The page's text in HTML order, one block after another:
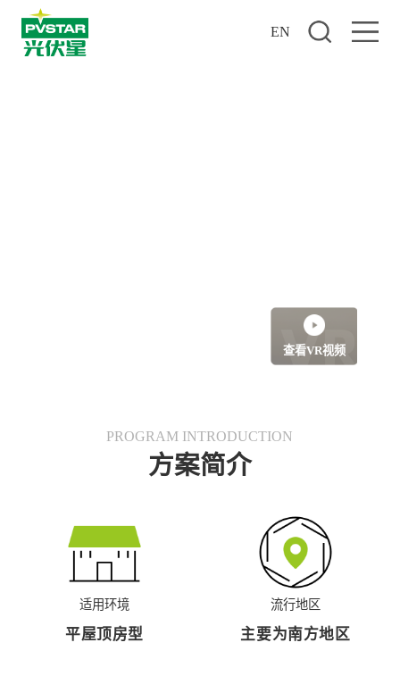
EN
查看VR视频
PROGRAM INTRODUCTION
方案简介
适用环境
平屋顶房型
流行地区
主要为南方地区